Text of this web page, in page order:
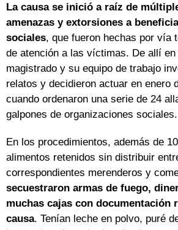
La causa se inició a raíz de
amenazas y extorsiones a
sociales, que fueron hechas por vía
de atención a las víctimas. De allí en
magistrado y su equipo de trabajo
relatos y decidieron actuar en enero
cuando ordenaron una serie de 24
galpones de organizaciones sociales.
En los procedimientos, además de
alimentos retenidos sin distribuir
correspondientes merenderos y
secuestraron armas de fuego,
muchas cajas con documentación
causa. Tenían leche en polvo, puré